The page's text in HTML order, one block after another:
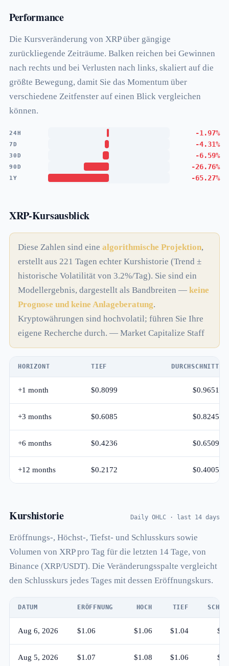
Performance
Die Kursveränderung von XRP über gängige
zurückliegende Zeiträume. Balken reichen bei Gewinnen
nach rechts und bei Verlusten nach links, skaliert auf die
größte Bewegung, damit Sie das Momentum über
verschiedene Zeitfenster auf einen Blick vergleichen
können.
24H -1.97%
7D -4.31%
30D -6.59%
90D -26.76%
1Y -65.27%
XRP-Kursausblick
Diese Zahlen sind eine algorithmische Projektion,
erstellt aus 221 Tagen echter Kurshistorie (Trend ±
historische Volatilität von 3.2%/Tag). Sie sind ein
Modellergebnis, dargestellt als Bandbreiten — keine
Prognose und keine Anlageberatung.
Kryptowährungen sind hochvolatil; führen Sie Ihre
eigene Recherche durch. — Market Capitalize Staff
HORIZONT TIEF DURCHSCHNITT
+1 month $0.8099 $0.9651
+3 months $0.6085 $0.8245
+6 months $0.4236 $0.6509
+12 months $0.2172 $0.4005
Kurshistorie Daily OHLC · last 14 days
Eröffnungs-, Höchst-, Tiefst- und Schlusskurs sowie
Volumen von XRP pro Tag für die letzten 14 Tage, von
Binance (XRP/USDT). Die Veränderungsspalte vergleicht
den Schlusskurs jedes Tages mit dessen Eröffnungskurs.
DATUM ERÖFFNUNG HOCH TIEF
Aug 6, 2026 $1.06 $1.06 $1.04
Aug 5, 2026 $1.07 $1.08 $1.06